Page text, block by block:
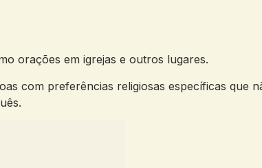
orações em igrejas e outros lugares.
com preferências religiosas específicas que